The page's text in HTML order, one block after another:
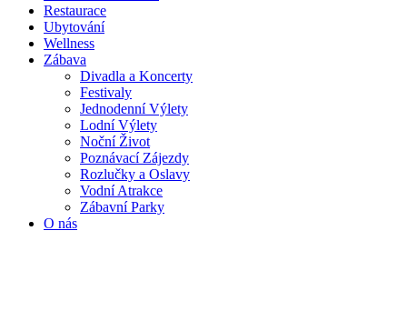
Restaurace
Ubytování
Wellness
Zábava
Divadla a Koncerty
Festivaly
Jednodenní Výlety
Lodní Výlety
Noční Život
Poznávací Zájezdy
Rozlučky a Oslavy
Vodní Atrakce
Zábavní Parky
O nás